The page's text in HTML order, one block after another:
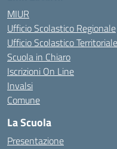
MIUR
Ufficio Scolastico Regionale
Ufficio Scolastico Territoriale
Scuola in Chiaro
Iscrizioni On Line
Invalsi
Comune
La Scuola
Presentazione